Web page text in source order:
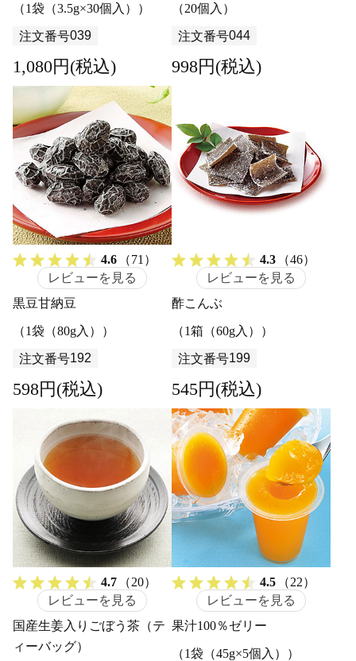
（1袋（3.5g×30個入））
注文番号039
1,080円(税込)
（20個入）
注文番号044
998円(税込)
4.6
（71）
レビューを見る
黒豆甘納豆
（1袋（80g入））
注文番号192
598円(税込)
4.3
（46）
レビューを見る
酢こんぶ
（1箱（60g入））
注文番号199
545円(税込)
4.7
（20）
レビューを見る
国産生姜入りごぼう茶（テ
ィーバッグ）
4.5
（22）
レビューを見る
果汁100％ゼリー
（1袋（45g×5個入））